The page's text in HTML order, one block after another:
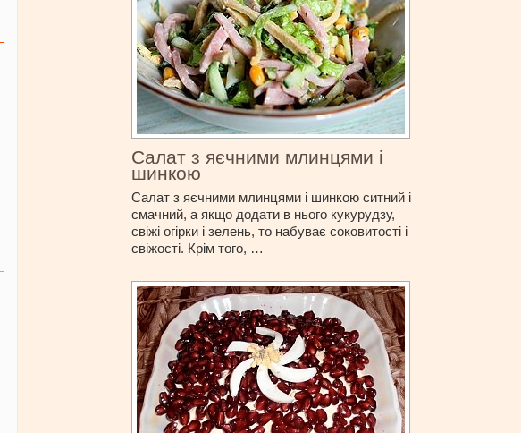
Салат з яєчними млинцями і
шинкою
Салат з яєчними млинцями і шинкою ситний і
смачний, а якщо додати в нього кукурудзу,
свіжі огірки і зелень, то набуває соковитості і
свіжості. Крім того, …